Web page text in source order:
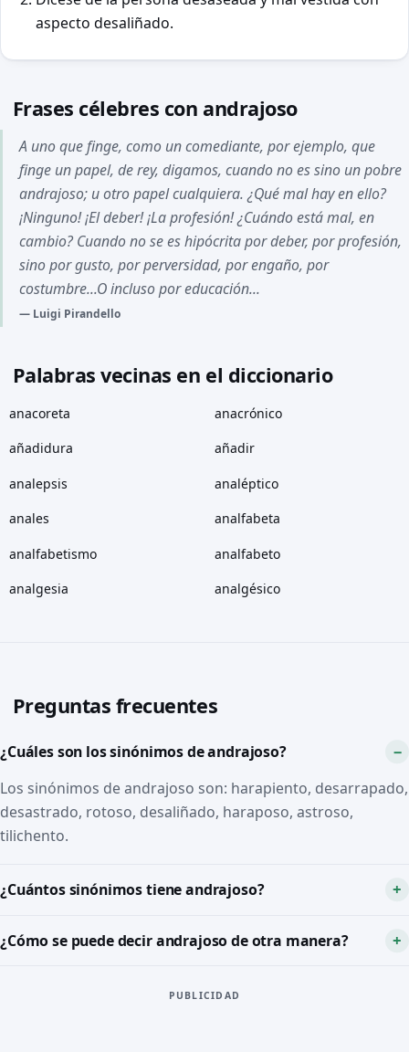
aspecto desaliñado.
Frases célebres con andrajoso
A uno que finge, como un comediante, por ejemplo, que
finge un papel, de rey, digamos, cuando no es sino un pobre
andrajoso; u otro papel cualquiera. ¿Qué mal hay en ello?
¡Ninguno! ¡El deber! ¡La profesión! ¿Cuándo está mal, en
cambio? Cuando no se es hipócrita por deber, por profesión,
sino por gusto, por perversidad, por engaño, por
costumbre...O incluso por educación...
Luigi Pirandello
Palabras vecinas en el diccionario
anacoreta anacrónico
añadidura añadir
analepsis analéptico
anales analfabeta
analfabetismo analfabeto
analgesia analgésico
Preguntas frecuentes
¿Cuáles son los sinónimos de andrajoso?
Los sinónimos de andrajoso son: harapiento, desarrapado,
desastrado, rotoso, desaliñado, haraposo, astroso,
tilichento.
¿Cuántos sinónimos tiene andrajoso?
¿Cómo se puede decir andrajoso de otra manera?
PUBLICIDAD